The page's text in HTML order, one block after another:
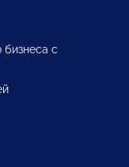
бизнеса с